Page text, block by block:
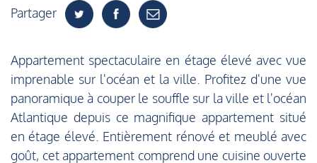
Partager
Appartement spectaculaire en étage élevé avec vue
imprenable sur l'océan et la ville. Profitez d'une vue
panoramique à couper le souffle sur la ville et l'océan
Atlantique depuis ce magnifique appartement situé
en étage élevé. Entièrement rénové et meublé avec
goût, cet appartement comprend une cuisine ouverte